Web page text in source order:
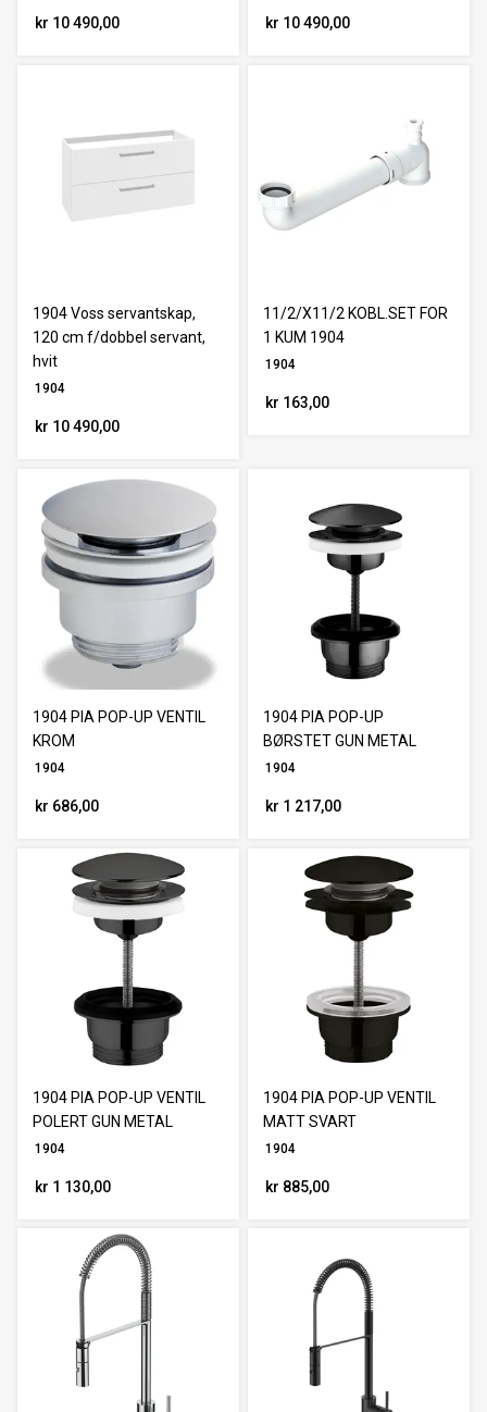
kr 10 490,00 kr 10 490,00
1904 Voss servantskap,
120 cm f/dobbel servant,
hvit
1904
kr 10 490,00
11/2/X11/2 KOBL.SET FOR
1 KUM 1904
1904
kr 163,00
1904 PIA POP-UP VENTIL
KROM
1904
kr 686,00
1904 PIA POP-UP
BØRSTET GUN METAL
1904
kr 1 217,00
1904 PIA POP-UP VENTIL
POLERT GUN METAL
1904
kr 1 130,00
1904 PIA POP-UP VENTIL
MATT SVART
1904
kr 885,00